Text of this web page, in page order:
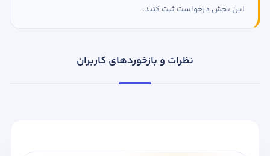
این بخش درخواست ثبت کنید.
نظرات و بازخوردهای کاربران